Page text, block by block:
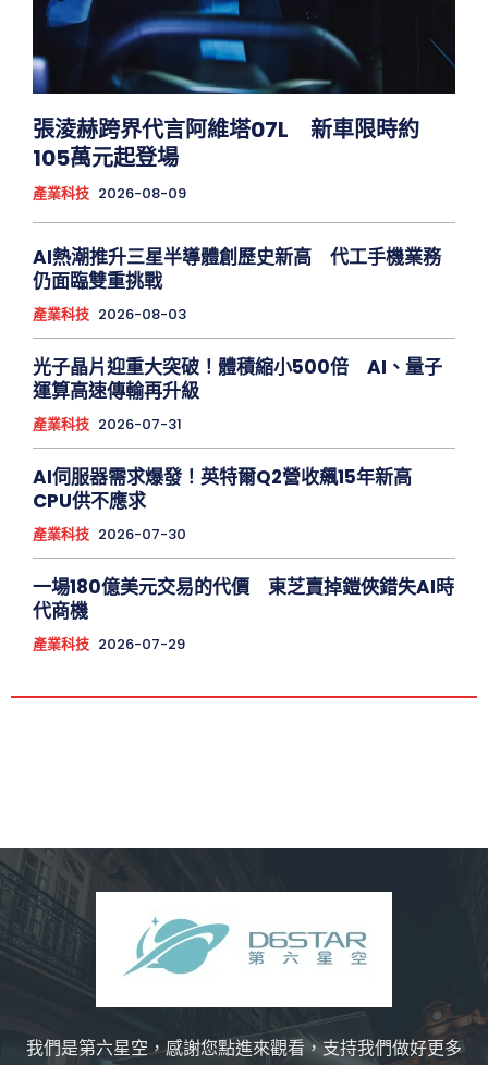
張淩赫跨界代言阿維塔07L 新車限時約
105萬元起登場
產業科技 2026-08-09
AI熱潮推升三星半導體創歷史新高 代工手機業務
仍面臨雙重挑戰
產業科技 2026-08-03
光子晶片迎重大突破！體積縮小500倍 AI、量子
運算高速傳輸再升級
產業科技 2026-07-31
AI伺服器需求爆發！英特爾Q2營收飆15年新高
CPU供不應求
產業科技 2026-07-30
一場180億美元交易的代價 東芝賣掉鎧俠錯失AI時
代商機
產業科技 2026-07-29
我們是第六星空，感謝您點進來觀看，支持我們做好更多